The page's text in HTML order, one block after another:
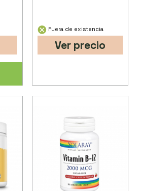
Fuera de existencia
Ver precio